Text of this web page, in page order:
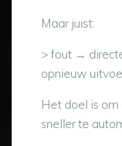
Maar juist:
> fout →
opnieuw
Het doel is om
sneller te